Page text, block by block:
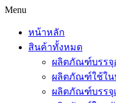
Menu
หน้าหลัก
สินค้าทั้งหมด
ผลิตภัณฑ์บรรจุ
ผลิตภัณฑ์ใช้ใน
ผลิตภัณฑ์บรรจุ